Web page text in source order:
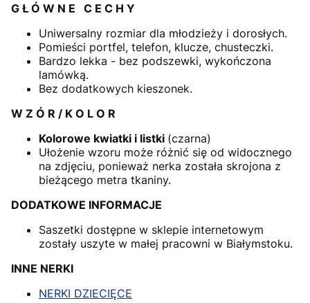
G Ł Ó W N E C E C H Y
Uniwersalny rozmiar dla młodzieży i dorosłych.
Pomieści portfel, telefon, klucze, chusteczki.
Bardzo lekka - bez podszewki, wykończona
lamówką.
Bez dodatkowych kieszonek.
W Z Ó R / K O L O R
Kolorowe kwiatki i listki (czarna)
Ułożenie wzoru może różnić się od widocznego
na zdjęciu, ponieważ nerka została skrojona z
bieżącego metra tkaniny.
DODATKOWE INFORMACJE
Saszetki dostępne w sklepie internetowym
zostały uszyte w małej pracowni w Białymstoku.
INNE NERKI
NERKI DZIECIĘCE